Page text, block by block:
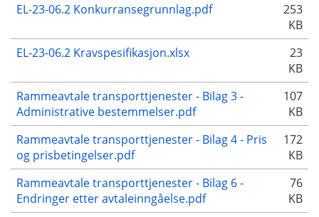
EL-23-06.2 Konkurransegrunnlag.pdf
253
KB
EL-23-06.2 Kravspesifikasjon.xlsx
23
KB
Rammeavtale transporttjenester - Bilag 3 -
Administrative bestemmelser.pdf
107
KB
Rammeavtale transporttjenester - Bilag 4 - Pris
og prisbetingelser.pdf
172
KB
Rammeavtale transporttjenester - Bilag 6 -
Endringer etter avtaleinngåelse.pdf
76
KB